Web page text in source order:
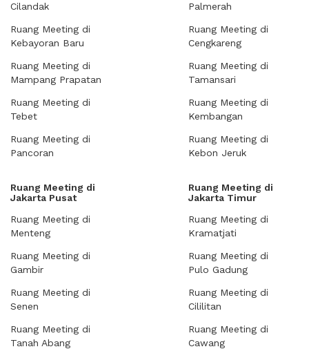
Cilandak
Ruang Meeting di
Kebayoran Baru
Ruang Meeting di
Mampang Prapatan
Ruang Meeting di
Tebet
Ruang Meeting di
Pancoran
Palmerah
Ruang Meeting di
Cengkareng
Ruang Meeting di
Tamansari
Ruang Meeting di
Kembangan
Ruang Meeting di
Kebon Jeruk
Ruang Meeting di
Jakarta Pusat
Ruang Meeting di
Menteng
Ruang Meeting di
Gambir
Ruang Meeting di
Senen
Ruang Meeting di
Tanah Abang
Ruang Meeting di
Jakarta Timur
Ruang Meeting di
Kramatjati
Ruang Meeting di
Pulo Gadung
Ruang Meeting di
Cililitan
Ruang Meeting di
Cawang